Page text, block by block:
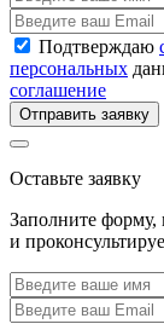
Подтверждаю
персональных
соглашение
Отправить заявку
Оставьте заявку
Заполните форму,
и